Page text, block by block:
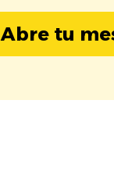
Abre tu